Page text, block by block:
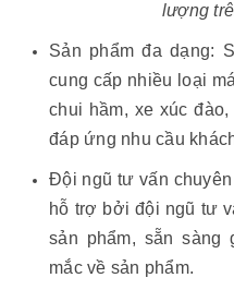
lượng
Sản phẩm đa dạng:
cung cấp nhiều loại
chui hầm, xe xúc
đáp ứng nhu cầu
Đội ngũ tư vấn
hỗ trợ bởi đội ngũ tư
sản phẩm, sẵn
mắc về sản phẩm.